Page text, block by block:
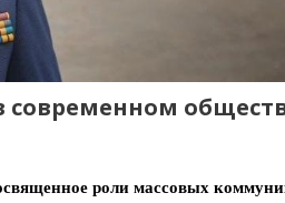
роли массовых